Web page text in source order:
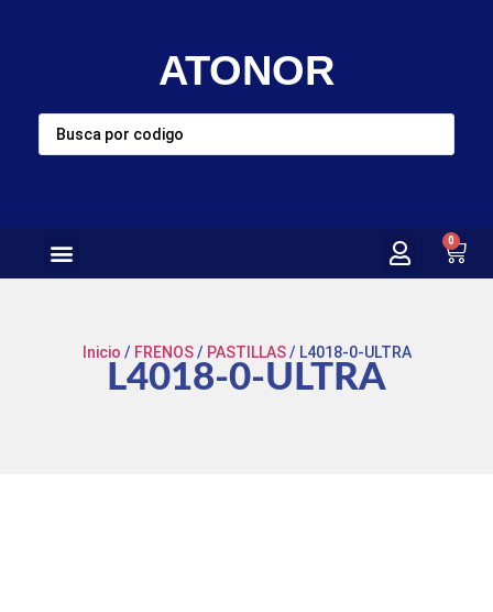
ATONOR
0
Inicio / FRENOS/ PASTILLAS/ L4018-0-ULTRA
L4018-0-ULTRA